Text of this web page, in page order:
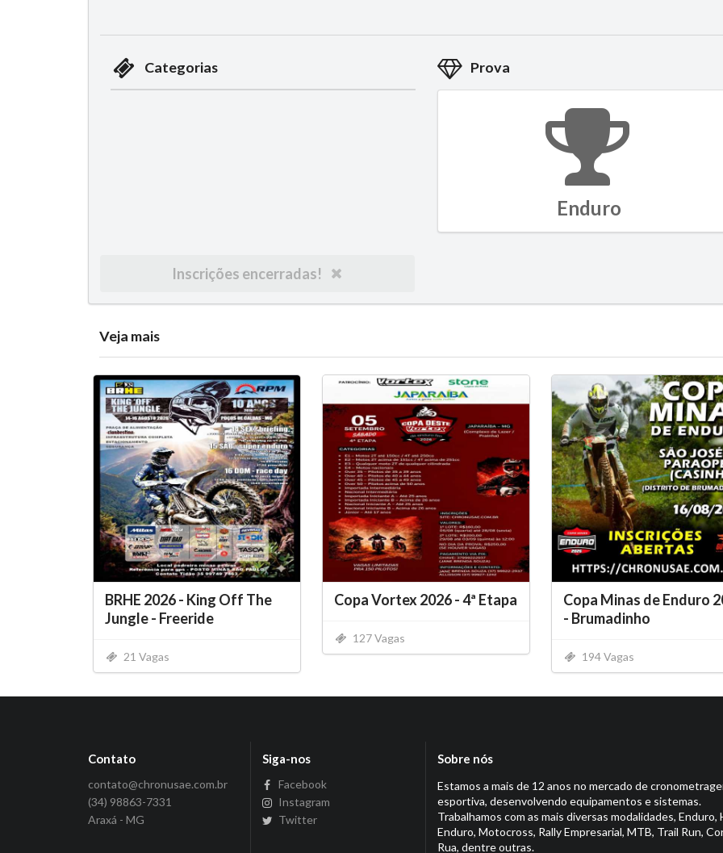
Categorias Prova
Enduro
Inscrições encerradas!
Veja mais
BRHE 2026 - King Off The
Jungle - Freeride
21 Vagas
Copa Vortex 2026 - 4ª Etapa
127 Vagas
Copa Minas de Enduro
- Brumadinho
194 Vagas
Contato
contato@chronusae.com.br
(34) 98863-7331
Araxá - MG
Siga-nos
Facebook
Instagram
Twitter
Sobre nós
Estamos a mais de 12 anos no mercado de
esportiva, desenvolvendo equipamentos e sistemas.
Trabalhamos com as mais diversas modalidades, Enduro,
Enduro, Motocross, Rally Empresarial, MTB, Trail Run,
Rua, dentre outras.